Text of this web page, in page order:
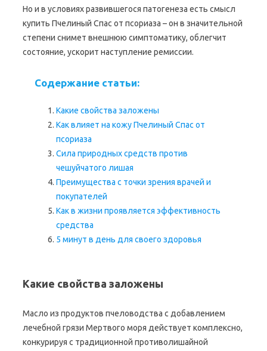
Но и в условиях развившегося патогенеза есть смысл
купить Пчелиный Спас от псориаза – он в значительной
степени снимет внешнюю симптоматику, облегчит
состояние, ускорит наступление ремиссии.
Содержание статьи:
Какие свойства заложены
Как влияет на кожу Пчелиный Спас от
псориаза
Сила природных средств против
чешуйчатого лишая
Преимущества с точки зрения врачей и
покупателей
Как в жизни проявляется эффективность
средства
5 минут в день для своего здоровья
Какие свойства заложены
Масло из продуктов пчеловодства с добавлением
лечебной грязи Мертвого моря действует комплексно,
конкурируя с традиционной противолишайной